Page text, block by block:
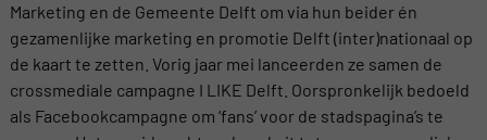
Marketing en de Gemeente Delft om via hun beider én
gezamenlijke marketing en promotie Delft (inter)nationaal op
de kaart te zetten. Vorig jaar mei lanceerden ze samen de
crossmediale campagne I LIKE Delft. Oorspronkelijk bedoeld
als Facebookcampagne om ‘fans’ voor de stadspagina’s te